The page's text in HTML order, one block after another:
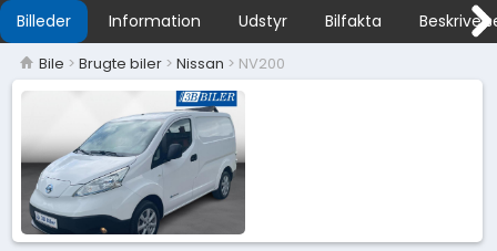
Billeder Information Udstyr Bilfakta
Bile > Brugte biler > Nissan > NV200